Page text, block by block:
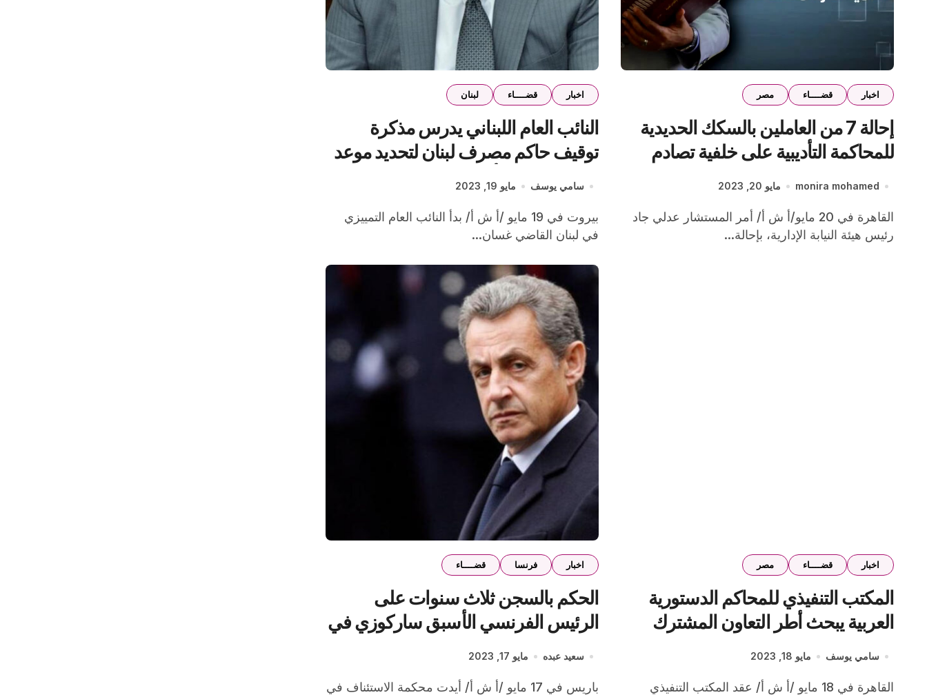
اخبار قضــــاء مصر
إحالة 7 من العاملين بالسكك الحديدية
للمحاكمة التأديبية على خلفية تصادم
قطارين بسوهاج في عام 2021
monira mohamed مايو 20, 2023
القاهرة في 20 مايو/أ ش أ/ أمر المستشار عدلي جاد
رئيس هيئة النيابة الإدارية، بإحالة...
اخبار قضــــاء لبنان
النائب العام اللبناني يدرس مذكرة
توقيف حاكم مصرف لبنان لتحديد موعد
للاستماع إليه الأسبوع المقبل
سامي يوسف مايو 19, 2023
بيروت في 19 مايو /أ ش أ/ بدأ النائب العام التمييزي
في لبنان القاضي غسان...
اخبار قضــــاء مصر
المكتب التنفيذي للمحاكم الدستورية
العربية يبحث أطر التعاون المشترك
ودور القضاء الدستوري العربي
سامي يوسف مايو 18, 2023
القاهرة في 18 مايو /أ ش أ/ عقد المكتب التنفيذي
اخبار فرنسا قضــــاء
الحكم بالسجن ثلاث سنوات على
الرئيس الفرنسي الأسبق ساركوزي في
قضية فساد
سعيد عبده مايو 17, 2023
باريس في 17 مايو /أ ش أ/ أيدت محكمة الاستئناف في